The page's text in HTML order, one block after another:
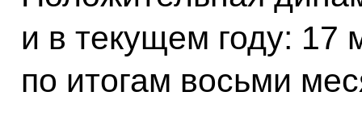
и в текущем году: 17
по итогам восьми